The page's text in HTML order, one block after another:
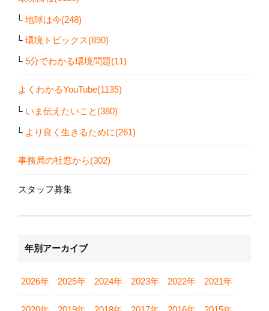
地球は今(248)
環境トピックス(890)
5分でわかる環境問題(11)
よくわかるYouTube(1135)
いま伝えたいこと(380)
より良く生きるために(261)
事務局の社窓から(302)
スタッフ募集
年別アーカイブ
2026年 2025年 2024年 2023年 2022年 2021年